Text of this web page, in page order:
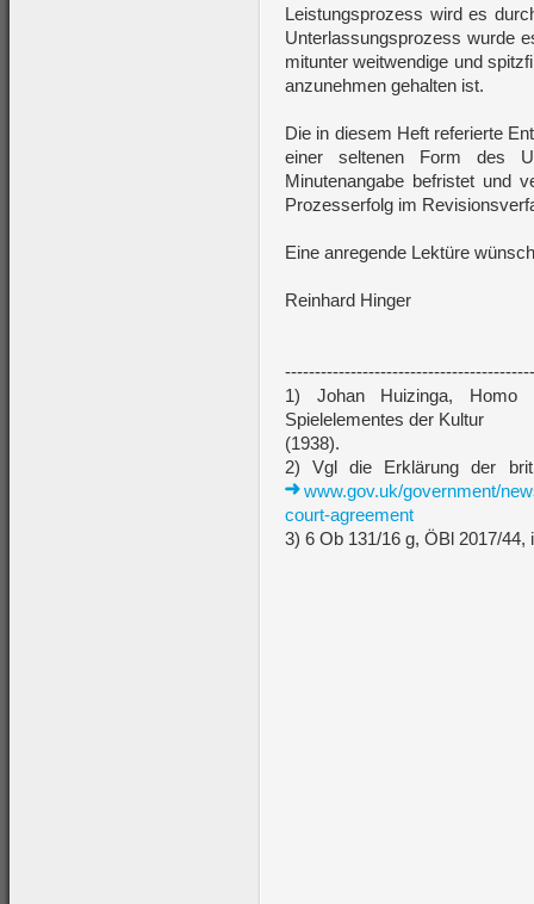
Leistungsprozess wird es
Unterlassungsprozess wurde
mitunter weitwendige und
anzunehmen gehalten ist.
Die in diesem Heft referierte
einer seltenen Form des
Minutenangabe befristet und
Prozesserfolg im
Eine anregende Lektüre
Reinhard Hinger
1) Johan Huizinga, Homo
Spielelementes der Kultur
(1938).
2) Vgl die Erklärung der
www.gov.uk/government/
court-agreement
3) 6 Ob 131/16 g, ÖBl 2017/44,